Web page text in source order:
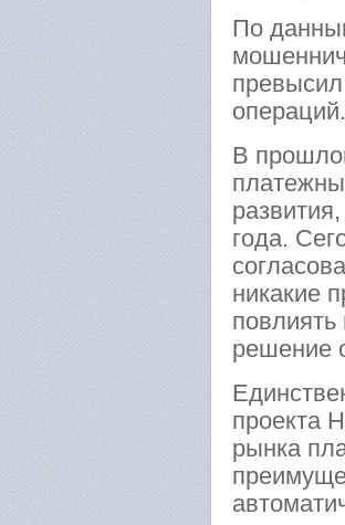
По
В
года.
никакие
решение
проекта
рынка